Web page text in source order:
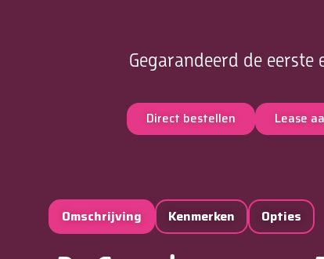
Gegarandeerd de eerste
Direct bestellen Lease
Omschrijving Kenmerken Opties